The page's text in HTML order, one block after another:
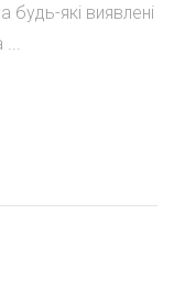
які виявлені
...